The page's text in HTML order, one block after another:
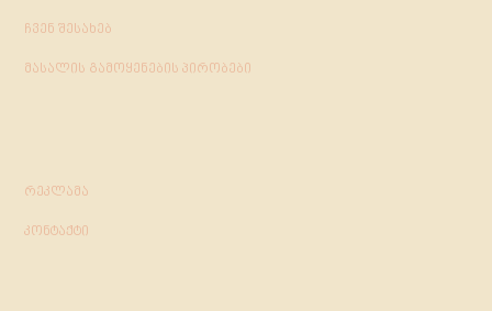
ჩვენ შესახებ
მასალის გამოყენების პირობები
რეკლამა
კონტაქტი